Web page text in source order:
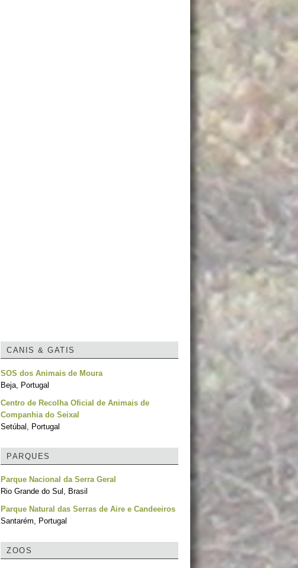
CANIS & GATIS
SOS dos Animais de Moura
Beja, Portugal
Centro de Recolha Oficial de Animais de
Companhia do Seixal
Setúbal, Portugal
PARQUES
Parque Nacional da Serra Geral
Rio Grande do Sul, Brasil
Parque Natural das Serras de Aire e Candeeiros
Santarém, Portugal
ZOOS